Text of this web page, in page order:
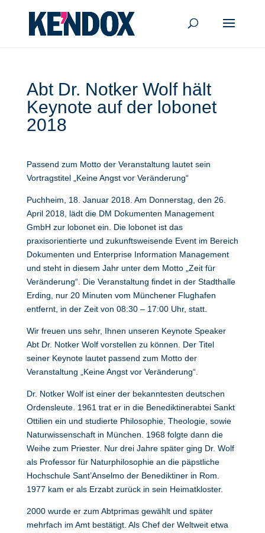
Abt Dr. Notker Wolf hält
Keynote auf der lobonet
2018
Passend zum Motto der Veranstaltung lautet sein
Vortragstitel „Keine Angst vor Veränderung“
Puchheim, 18. Januar 2018. Am Donnerstag, den 26.
April 2018, lädt die DM Dokumenten Management
GmbH zur lobonet ein. Die lobonet ist das
praxisorientierte und zukunftsweisende Event im Bereich
Dokumenten und Enterprise Information Management
und steht in diesem Jahr unter dem Motto „Zeit für
Veränderung“. Die Veranstaltung findet in der Stadthalle
Erding, nur 20 Minuten vom Münchener Flughafen
entfernt, in der Zeit von 08:30 – 17:00 Uhr, statt.
Wir freuen uns sehr, Ihnen unseren Keynote Speaker
Abt Dr. Notker Wolf vorstellen zu können. Der Titel
seiner Keynote lautet passend zum Motto der
Veranstaltung „Keine Angst vor Veränderung“.
Dr. Notker Wolf ist einer der bekanntesten deutschen
Ordensleute. 1961 trat er in die Benediktinerabtei Sankt
Ottilien ein und studierte Philosophie, Theologie, sowie
Naturwissenschaft in München. 1968 folgte dann die
Weihe zum Priester. Nur drei Jahre später ging Dr. Wolf
als Professor für Naturphilosophie an die päpstliche
Hochschule Sant’Anselmo der Benediktiner in Rom.
1977 kam er als Erzabt zurück in sein Heimatkloster.
2000 wurde er zum Abtprimas gewählt und später
mehrfach im Amt bestätigt. Als Chef der Weltweit etwa